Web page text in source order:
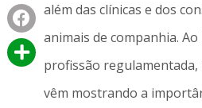
além das clínicas e dos
animais de companhia.
profissão
vêm mostrando a